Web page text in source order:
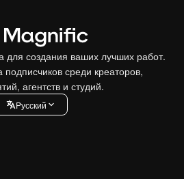
для создания ваших лучших работ.
среди креаторов,
агентств и студий.
Pусский